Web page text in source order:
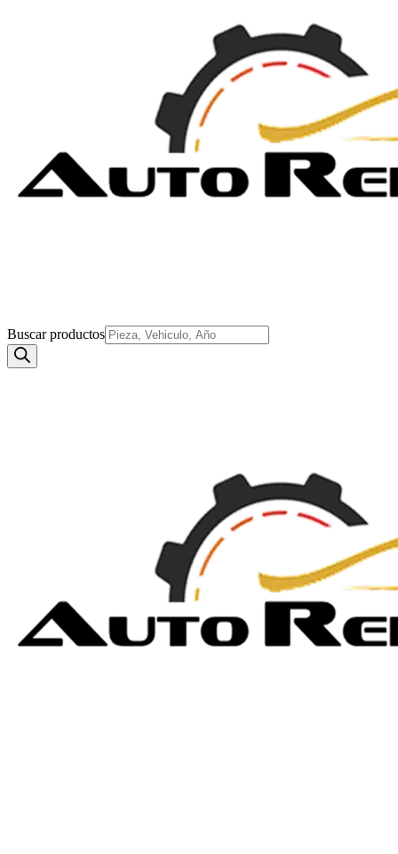
Buscar productos